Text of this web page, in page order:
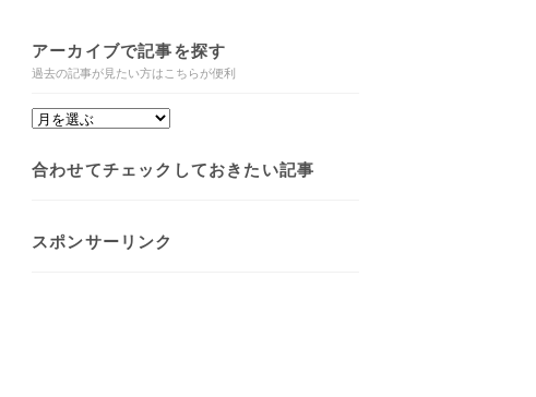
アーカイブで記事を探す
過去の記事が見たい方はこちらが便利
合わせてチェックしておきたい記事
スポンサーリンク